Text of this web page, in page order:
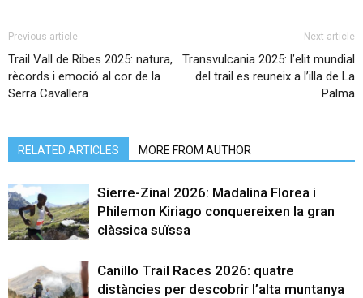
Previous article
Trail Vall de Ribes 2025: natura,
rècords i emoció al cor de la
Serra Cavallera
Next article
Transvulcania 2025: l’elit mundial
del trail es reuneix a l’illa de La
Palma
RELATED ARTICLES MORE FROM AUTHOR
Sierre-Zinal 2026: Madalina Florea i
Philemon Kiriago conquereixen la gran
clàssica suïssa
Canillo Trail Races 2026: quatre
distàncies per descobrir l’alta muntanya